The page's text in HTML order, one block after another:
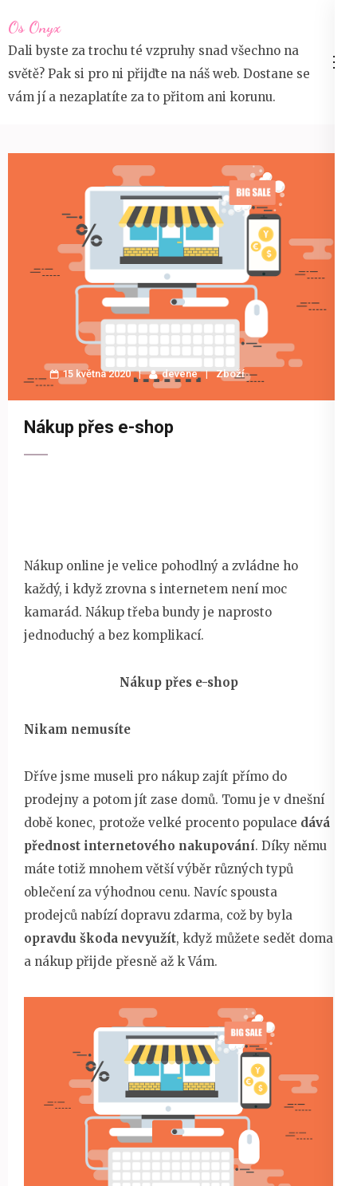
na
obsah
(stiskněte
Enter)
Os Onyx
Dali byste za trochu té vzpruhy snad všechno na
světě? Pak si pro ni přijďte na náš web. Dostane se
vám jí a nezaplatíte za to přitom ani korunu.
15 května 2020 devene Zboží
Nákup přes e-shop
Nákup online je velice pohodlný a zvládne ho
každý, i když zrovna s internetem není moc
kamarád. Nákup třeba bundy je naprosto
jednoduchý a bez komplikací.
Nákup přes e-shop
Nikam nemusíte
Dříve jsme museli pro nákup zajít přímo do
prodejny a potom jít zase domů. Tomu je v dnešní
době konec, protože velké procento populace dává
přednost internetového nakupování. Díky němu
máte totiž mnohem větší výběr různých typů
oblečení za výhodnou cenu. Navíc spousta
prodejců nabízí dopravu zdarma, což by byla
opravdu škoda nevyužít, když můžete sedět doma
a nákup přijde přesně až k Vám.